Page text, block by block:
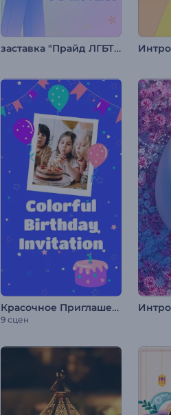
заставка "Прайд ЛГБТК"
Красочное Приглашение на День Рождения
9 сцен